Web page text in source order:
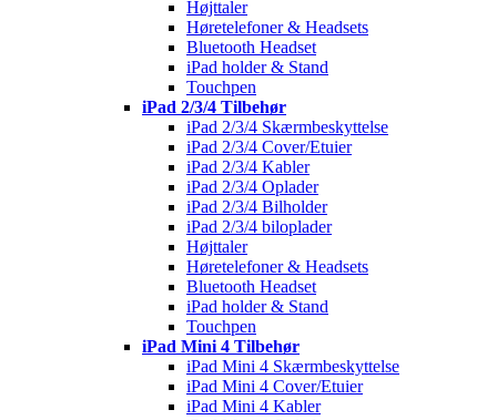
Højttaler
Høretelefoner & Headsets
Bluetooth Headset
iPad holder & Stand
Touchpen
iPad 2/3/4 Tilbehør
iPad 2/3/4 Skærmbeskyttelse
iPad 2/3/4 Cover/Etuier
iPad 2/3/4 Kabler
iPad 2/3/4 Oplader
iPad 2/3/4 Bilholder
iPad 2/3/4 biloplader
Højttaler
Høretelefoner & Headsets
Bluetooth Headset
iPad holder & Stand
Touchpen
iPad Mini 4 Tilbehør
iPad Mini 4 Skærmbeskyttelse
iPad Mini 4 Cover/Etuier
iPad Mini 4 Kabler